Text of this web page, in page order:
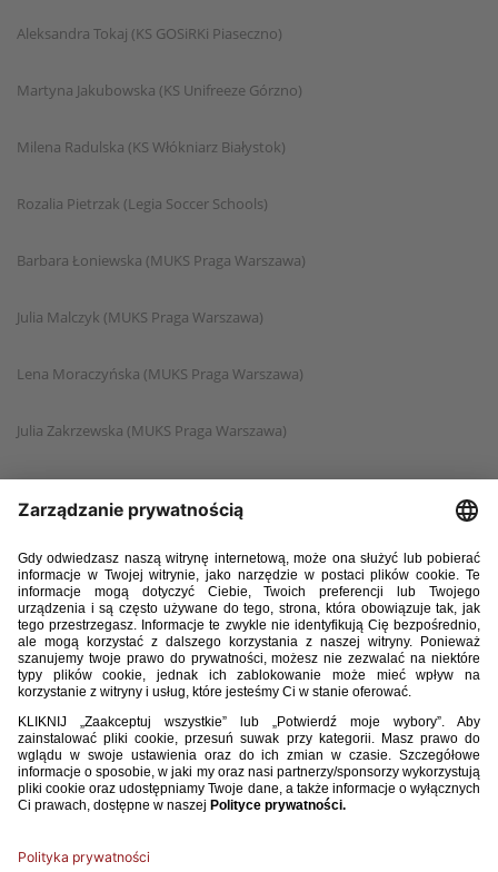
Aleksandra Tokaj (KS GOSiRKi Piaseczno)
Martyna Jakubowska (KS Unifreeze Górzno)
Milena Radulska (KS Włókniarz Białystok)
Rozalia Pietrzak (Legia Soccer Schools)
Barbara Łoniewska (MUKS Praga Warszawa)
Julia Malczyk (MUKS Praga Warszawa)
Lena Moraczyńska (MUKS Praga Warszawa)
Julia Zakrzewska (MUKS Praga Warszawa)
Anna Pietraszewska (UKS Tęcza Bydgoszcz)
Jagoda Rachuba (UKS Tęcza Bydgoszcz)
Karolina Szews (UKS Tęcza Bydgoszcz)
Maria Flader (UKS Ząbkovia Ząbki)